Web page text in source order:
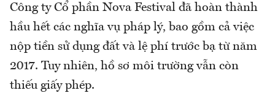
Công ty Cổ phần Nova Festival đã hoàn thành
hầu hết các nghĩa vụ pháp lý, bao gồm cả việc
nộp tiền sử dụng đất và lệ phí trước bạ từ năm
2017. Tuy nhiên, hồ sơ môi trường vẫn còn
thiếu giấy phép.